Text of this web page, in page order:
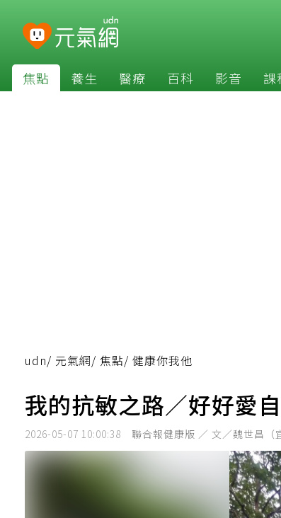
焦點 養生 醫療 百科 影音 課
udn/ 元氣網/ 焦點/ 健康你我他
我的抗敏之路／好好愛
2026-05-07 10:00:38 聯合報健康版 ／ 文／魏世昌（